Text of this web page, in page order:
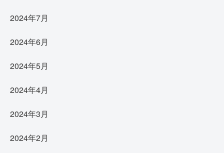
2024年7月
2024年6月
2024年5月
2024年4月
2024年3月
2024年2月